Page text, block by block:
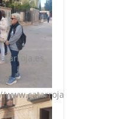
www.catarroja.es/